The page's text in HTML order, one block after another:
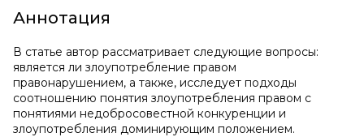
Аннотация
В статье автор рассматривает следующие вопросы:
является ли злоупотребление правом
правонарушением, а также, исследует подходы
соотношению понятия злоупотребления правом с
понятиями недобросовестной конкуренции и
злоупотребления доминирующим положением.